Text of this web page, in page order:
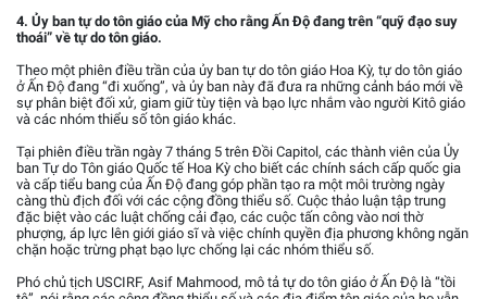
4. Ủy ban tự do tôn giáo của Mỹ cho rằng Ấn Độ đang trên “quỹ đạo suy
thoái” về tự do tôn giáo.
Theo một phiên điều trần của ủy ban tự do tôn giáo Hoa Kỳ, tự do tôn giáo
ở Ấn Độ đang “đi xuống”, và ủy ban này đã đưa ra những cảnh báo mới về
sự phân biệt đối xử, giam giữ tùy tiện và bạo lực nhắm vào người Kitô giáo
và các nhóm thiểu số tôn giáo khác.
Tại phiên điều trần ngày 7 tháng 5 trên Đồi Capitol, các thành viên của Ủy
ban Tự do Tôn giáo Quốc tế Hoa Kỳ cho biết các chính sách cấp quốc gia
và cấp tiểu bang của Ấn Độ đang góp phần tạo ra một môi trường ngày
càng thù địch đối với các cộng đồng thiểu số. Cuộc thảo luận tập trung
đặc biệt vào các luật chống cải đạo, các cuộc tấn công vào nơi thờ
phượng, áp lực lên giới giáo sĩ và việc chính quyền địa phương không ngăn
chặn hoặc trừng phạt bạo lực chống lại các nhóm thiểu số.
Phó chủ tịch USCIRF, Asif Mahmood, mô tả tự do tôn giáo ở Ấn Độ là “tồi